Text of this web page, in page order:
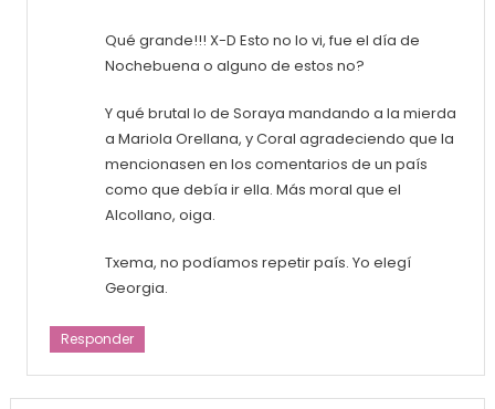
Qué grande!!! X-D Esto no lo vi, fue el día de
Nochebuena o alguno de estos no?
Y qué brutal lo de Soraya mandando a la mierda
a Mariola Orellana, y Coral agradeciendo que la
mencionasen en los comentarios de un país
como que debía ir ella. Más moral que el
Alcollano, oiga.
Txema, no podíamos repetir país. Yo elegí
Georgia.
Responder